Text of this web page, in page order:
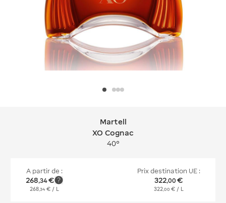
Martell XO Cognac
Martell
XO Cognac
40°
A partir de :
268,34€
268,34 € / L
Prix destination UE :
322,00 €
322,00 € / L